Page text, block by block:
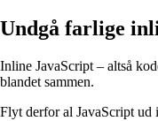
Undgå farlige
Inline JavaScript – altså
blandet sammen.
Flyt derfor al JavaScript ud